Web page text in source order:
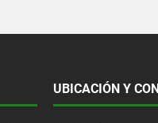
UBICACIÓN Y